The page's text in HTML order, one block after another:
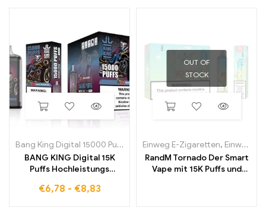
Bang King Digital 15000 Puffs
BANG KING Digital 15K
Puffs Hochleistungs
intensivem Geschmack
€6,78 - €8,83
OUT OF
STOCK
Einweg E-Zigaretten, Einweg-E-Zigaretten in Belgien
RandM Tornado Der Smart
Vape mit 15K Puffs und